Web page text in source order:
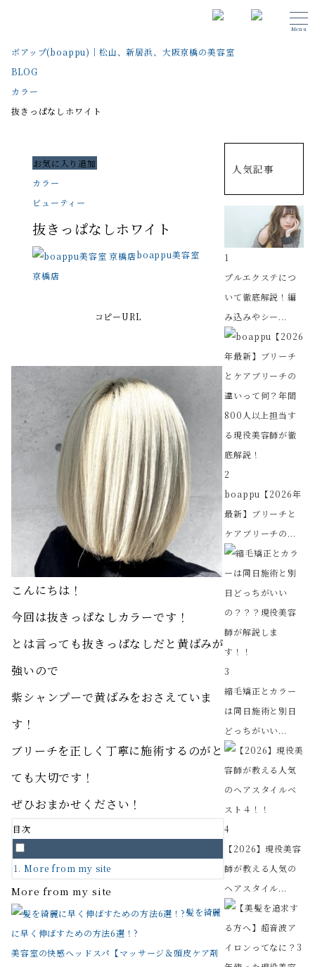
Menu
ボアップ(boappu)｜松山、新居浜、大阪京橋の美容室
BLOG
カラー
抜きっぱなしホワイト
お気に入り追加
カラー
ビューティー
抜きっぱなしホワイト
boappu美容室
京橋店
コピーURL
こんにちは！
今回は抜きっぱなしカラーです！
とは言っても抜きっぱなしだと黄ばみが
強いので
紫シャンプーで黄ばみをおさえていま
す！
ブリーチを正しく丁寧に施術するのがと
ても大切です！
ぜひおまかせください！
目次
More from my site
More from my site
髪を綺麗
に早く伸ばすための方法6選！?
美容室の快感ヘッドスパ【マッサージ＆頭皮ケア剤
人気記事
1
プルエクステにつ
いて徹底解説！編
み込みやシー...
2
boappu【2026年
最新】ブリーチと
ケアブリーチの...
3
縮毛矯正とカラー
は同日施術と別日
どっちがいい...
4
【2026】現役美容
師が教える人気の
ヘアスタイル...